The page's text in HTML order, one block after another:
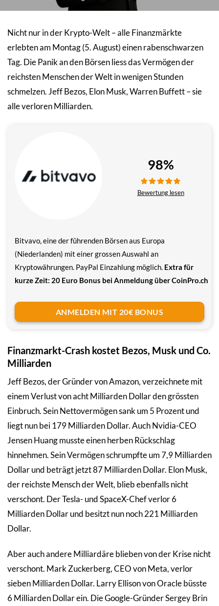
Nicht nur in der Krypto-Welt – alle Finanzmärkte
erlebten am Montag (5. August) einen rabenschwarzen
Tag. Die Panik an den Börsen liess das Vermögen der
reichsten Menschen der Welt in wenigen Stunden
schmelzen. Jeff Bezos, Elon Musk, Warren Buffett – sie
alle verloren Milliarden.
Bitvavo, eine der führenden Börsen aus Europa
(Niederlanden) mit einer grossen Auswahl an
Kryptowährungen. PayPal Einzahlung möglich. Extra für
kurze Zeit: 20 Euro Bonus bei Anmeldung über CoinPro.ch
98%
Bewertung lesen
ANMELDEN MIT 20€ BONUS
Finanzmarkt-Crash kostet Bezos, Musk und Co.
Milliarden
Jeff Bezos, der Gründer von Amazon, verzeichnete mit
einem Verlust von acht Milliarden Dollar den grössten
Einbruch. Sein Nettovermögen sank um 5 Prozent und
liegt nun bei 179 Milliarden Dollar. Auch Nvidia-CEO
Jensen Huang musste einen herben Rückschlag
hinnehmen. Sein Vermögen schrumpfte um 7,9 Milliarden
Dollar und beträgt jetzt 87 Milliarden Dollar. Elon Musk,
der reichste Mensch der Welt, blieb ebenfalls nicht
verschont. Der Tesla- und SpaceX-Chef verlor 6
Milliarden Dollar und besitzt nun noch 221 Milliarden
Dollar.
Aber auch andere Milliardäre blieben von der Krise nicht
verschont. Mark Zuckerberg, CEO von Meta, verlor
sieben Milliarden Dollar. Larry Ellison von Oracle büsste
6 Milliarden Dollar ein. Die Google-Gründer Sergey Brin